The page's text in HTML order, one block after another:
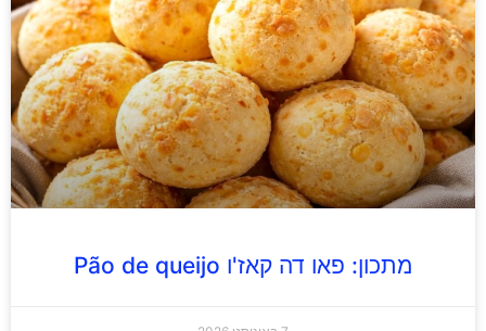
מתכון: פאו דה קאז'ו Pão de queijo